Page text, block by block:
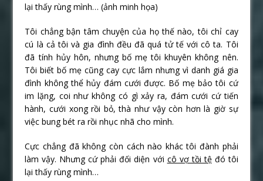
lại thấy rùng mình… (ảnh minh họa)
Tôi chẳng bận tâm chuyện của họ thế nào, tôi chỉ cay
cú là cả tôi và gia đình đều đã quá tử tế với cô ta. Tôi
đã tính hủy hôn, nhưng bố mẹ tôi khuyên không nên.
Tôi biết bố mẹ cũng cay cực lắm nhưng vì danh giá gia
đình không thể hủy đám cưới được. Bố mẹ bảo tôi cứ
im lặng, coi như không có gì xảy ra, đám cưới cứ tiến
hành, cưới xong rồi bỏ, thà như vậy còn hơn là giờ sự
việc bung bét ra rồi nhục nhã cho mình.
Cực chẳng đã không còn cách nào khác tôi đành phải
làm vậy. Nhưng cứ phải đối diện với cô vợ tồi tệđó tôi
lại thấy rùng mình…